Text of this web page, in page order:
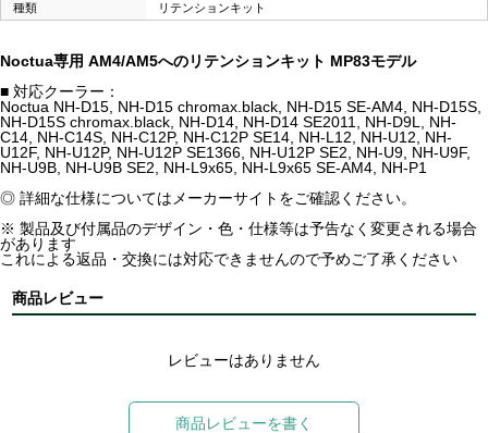
種類 リテンションキット
Noctua専用 AM4/AM5へのリテンションキット MP83モデル
■ 対応クーラー：
Noctua NH-D15, NH-D15 chromax.black, NH-D15 SE-AM4, NH-D15S,
NH-D15S chromax.black, NH-D14, NH-D14 SE2011, NH-D9L, NH-
C14, NH-C14S, NH-C12P, NH-C12P SE14, NH-L12, NH-U12, NH-
U12F, NH-U12P, NH-U12P SE1366, NH-U12P SE2, NH-U9, NH-U9F,
NH-U9B, NH-U9B SE2, NH-L9x65, NH-L9x65 SE-AM4, NH-P1
◎ 詳細な仕様についてはメーカーサイトをご確認ください。
※ 製品及び付属品のデザイン・色・仕様等は予告なく変更される場合
があります
これによる返品・交換には対応できませんので予めご了承ください
商品レビュー
レビューはありません
商品レビューを書く